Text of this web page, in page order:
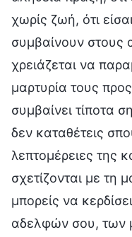
χωρίς ζωή, ότι
συμβαίνουν
χρειάζεται να
μαρτυρία τους
συμβαίνει τίποτα
δεν καταθέτεις
λεπτομέρειες της
σχετίζονται με τη
μπορείς να
αδελφών σου, των